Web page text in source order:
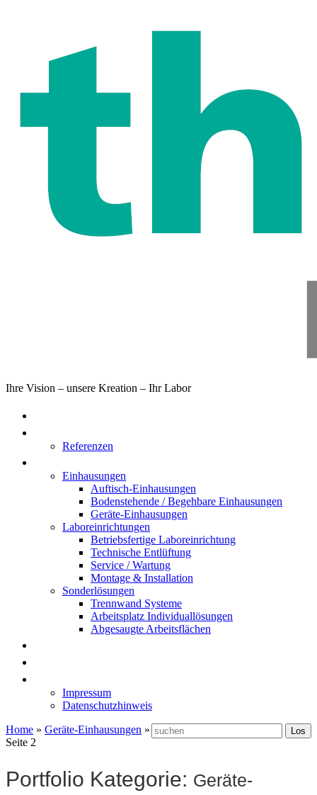
Ihre Vision – unsere Kreation – Ihr Labor
Referenzen
Einhausungen
Auftisch-Einhausungen
Bodenstehende / Begehbare Einhausungen
Geräte-Einhausungen
Laboreinrichtungen
Betriebsfertige Laboreinrichtung
Technische Entlüftung
Service / Wartung
Montage & Installation
Sonderlösungen
Trennwand Systeme
Arbeitsplatz Individuallösungen
Abgesaugte Arbeitsflächen
Impressum
Datenschutzhinweis
Home » Geräte-Einhausungen »
Seite 2
Portfolio Kategorie: Geräte-